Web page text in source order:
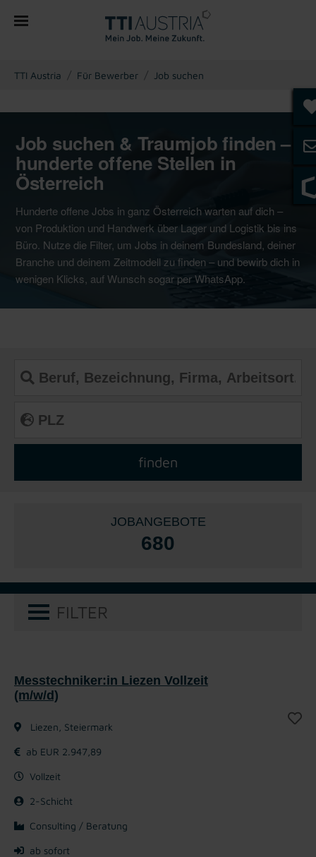
You are here:
TTI Austria Für Bewerber Job suchen
Job suchen & Traumjob finden –
hunderte offene Stellen in
Österreich
Hunderte offene Jobs in ganz Österreich warten auf dich –
von Produktion und Handwerk über Lager und Logistik bis ins
Büro. Nutze die Filter, um Jobs in deinem Bundesland, deiner
Branche und deinem Zeitmodell zu finden – und bewirb dich in
wenigen Klicks, auf Wunsch sogar per WhatsApp.
JOBANGEBOTE
680
FILTER
Messtechniker:in Liezen Vollzeit
(m/w/d)
Liezen, Steiermark
ab EUR 2.947,89
Vollzeit
2-Schicht
Consulting / Beratung
ab sofort